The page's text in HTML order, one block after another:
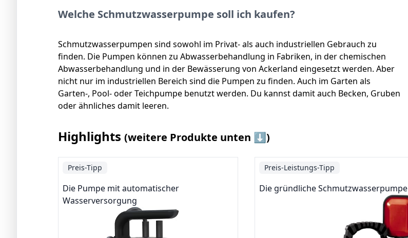
Welche Schmutzwasserpumpe soll ich kaufen?
Schmutzwasserpumpen sind sowohl im Privat- als auch industriellen Gebrauch zu
finden. Die Pumpen können zu Abwasserbehandlung in Fabriken, in der chemischen
Abwasserbehandlung und in der Bewässerung von Ackerland eingesetzt werden. Aber
nicht nur im industriellen Bereich sind die Pumpen zu finden. Auch im Garten als
Garten-, Pool- oder Teichpumpe benutzt werden. Du kannst damit auch Becken, Gruben
oder ähnliches damit leeren.
Highlights (weitere Produkte unten ⬇️)
Preis-Tipp
Die Pumpe mit automatischer
Wasserversorgung
Preis-Leistungs-Tipp
Die gründliche Schmutzwasserpumpe